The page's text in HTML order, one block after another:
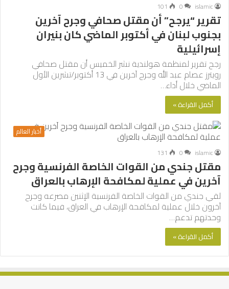
islamic
0
101
تقرير “يرجح” أن مقتل صحافي وجرح آخرين
بجنوب لبنان في أكتوبر الماضي كان بنيران
إسرائيلية
رجح تقرير لمنظمة هولندية نشر الخميس أن مقتل صحافي
رويترز عصام عبد الله وجرح آخرين في 13 أكتوبر/تشرين الأول
الماضي خلال أداء…
أكمل القراءة »
أخبار العالم
islamic
0
131
مقتل جندي من القوات الخاصة الفرنسية وجرح
آخرين في عملية لمكافحة الإرهاب بالعراق
لقي جندي من القوات الخاصة الفرنسية الإثنين مصرعه وجرح
آخرون خلال عملية لمكافحة الإرهاب في العراق، فيما كانت
وحدتهم تدعم…
أكمل القراءة »